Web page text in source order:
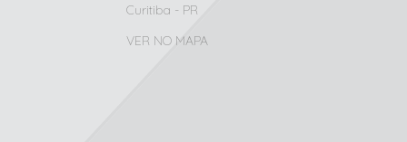
Curitiba - PR
VER NO MAPA